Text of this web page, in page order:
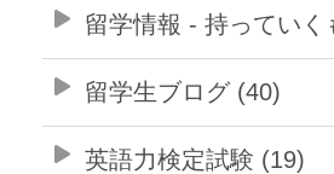
留学情報 - 持っていく
留学生ブログ (40)
英語力検定試験 (19)